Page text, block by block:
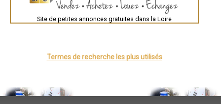
- Entreprise de carrelage / faïence à Périgneux
- Entreprise de carrelage / faïence à Saint-Paul-en-Cornillon
- Entreprise de carrelage / faïence à Saint-Denis-de-Cabanne
- Entreprise de carrelage / faïence à Saint-André-le-Puy
- Entreprise de carrelage / faïence à Saint-Julien-Molin-Molette
Site de petites annonces gratuites dans la Loire
Termes de recherche les plus utilisés